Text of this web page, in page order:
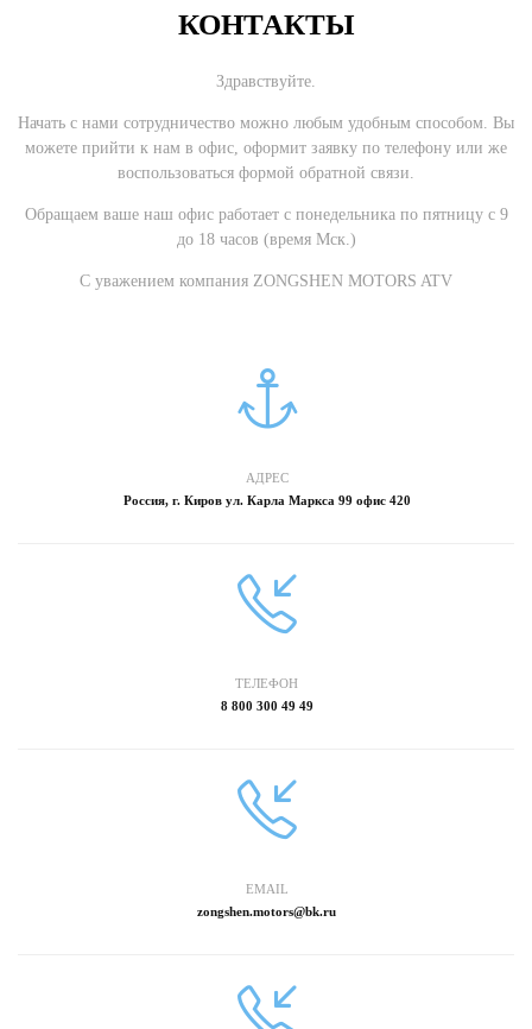
КОНТАКТЫ
Здравствуйте.
Начать с нами сотрудничество можно любым удобным способом. Вы
можете прийти к нам в офис, оформит заявку по телефону или же
воспользоваться формой обратной связи.
Обращаем ваше наш офис работает с понедельника по пятницу с 9
до 18 часов (время Мск.)
С уважением компания ZONGSHEN MOTORS ATV
АДРЕС
Россия, г. Киров ул. Карла Маркса 99 офис 420
ТЕЛЕФОН
8 800 300 49 49
EMAIL
zongshen.motors@bk.ru